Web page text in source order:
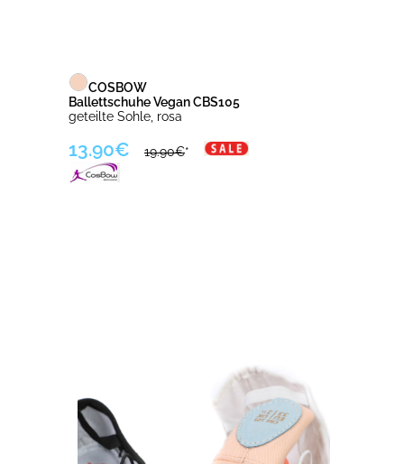
COSBOW
Ballettschuhe Vegan CBS105
geteilte Sohle, rosa
13.90€ 19.90€*